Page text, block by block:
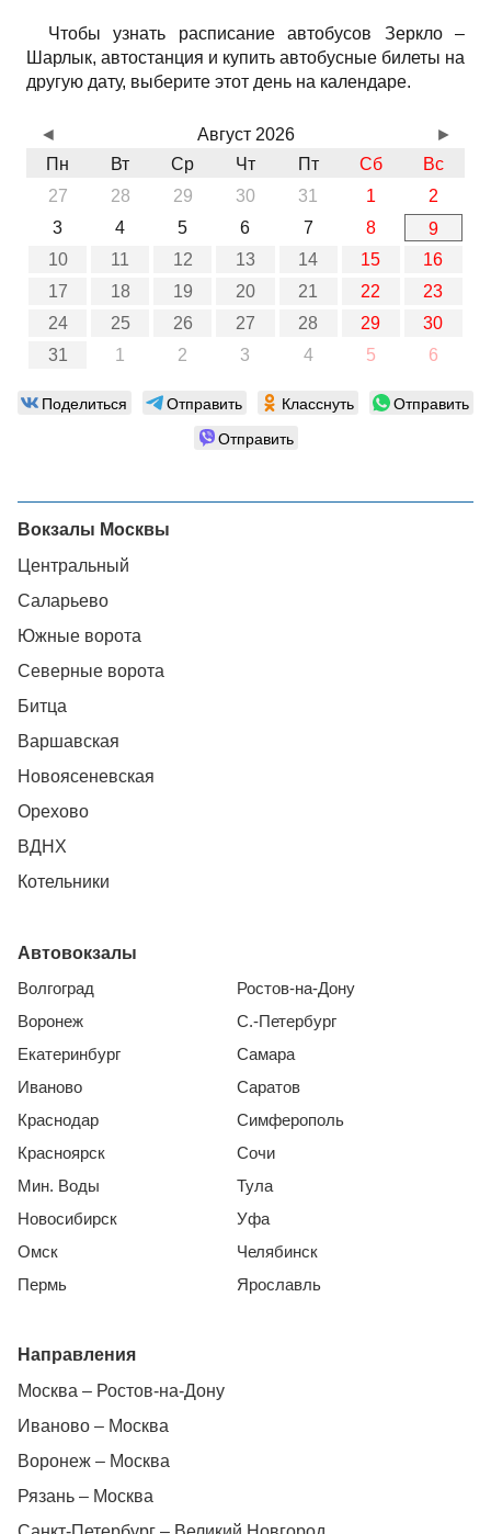
Чтобы узнать расписание автобусов Зеркло –
Шарлык, автостанция и купить автобусные билеты на
другую дату, выберите этот день на календаре.
Август 2026
Пн
Вт Ср Чт Пт Сб
Вс
27
28 29 30 31 1
2
3
4 5 6 7 8
9
10
11 12 13 14 15
16
17
18 19 20 21 22
23
24
25 26 27 28 29
30
31
1 2 3 4 5 6
◄ ►
Поделиться Отправить Класснуть
Отправить
Отправить
Вокзалы Москвы
Центральный
Саларьево
Южные ворота
Северные ворота
Битца
Варшавская
Новоясеневская
Орехово
ВДНХ
Котельники
Автовокзалы
Волгоград
Воронеж
Екатеринбург
Иваново
Краснодар
Красноярск
Мин. Воды
Новосибирск
Омск
Пермь
Ростов-на-Дону
С.-Петербург
Самара
Саратов
Симферополь
Сочи
Тула
Уфа
Челябинск
Ярославль
Направления
Москва – Ростов-на-Дону
Иваново – Москва
Воронеж – Москва
Рязань – Москва